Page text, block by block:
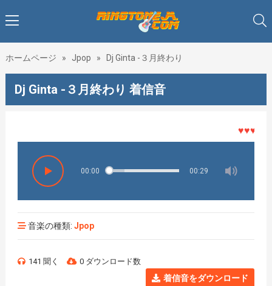
ホームページ » Jpop » Dj Ginta -３月終わり
Dj Ginta -３月終わり 着信音
♥♥♥着メ
00:00 00:29
音楽の種類: Jpop
141 聞く 0 ダウンロード数
着信音をダウンロード